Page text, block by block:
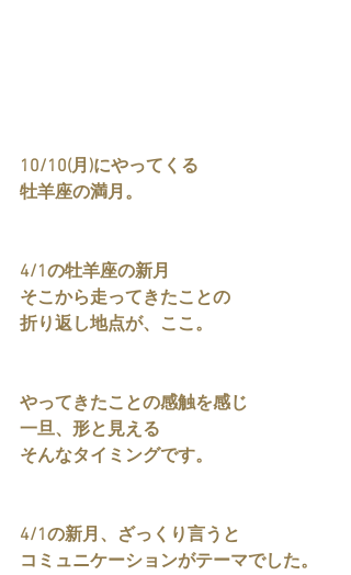
10/10(月)にやってくる
牡羊座の満月。
4/1の牡羊座の新月
そこから走ってきたことの
折り返し地点が、ここ。
やってきたことの感触を感じ
一旦、形と見える
そんなタイミングです。
4/1の新月、ざっくり言うと
コミュニケーションがテーマでした。